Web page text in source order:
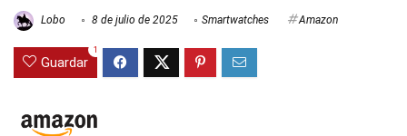
Lobo 8 de julio de 2025 Smartwatches Amazon
Guardar
1